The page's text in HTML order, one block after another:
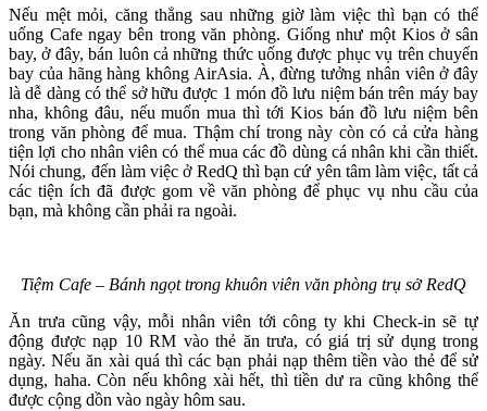
Nếu mệt mỏi, căng thẳng sau những giờ làm việc thì bạn có thể
uống Cafe ngay bên trong văn phòng. Giống như một Kios ở sân
bay, ở đây, bán luôn cả những thức uống được phục vụ trên chuyến
bay của hãng hàng không AirAsia. À, đừng tưởng nhân viên ở đây
là dễ dàng có thể sở hữu được 1 món đồ lưu niệm bán trên máy bay
nha, không đâu, nếu muốn mua thì tới Kios bán đồ lưu niệm bên
trong văn phòng để mua. Thậm chí trong này còn có cả cửa hàng
tiện lợi cho nhân viên có thể mua các đồ dùng cá nhân khi cần thiết.
Nói chung, đến làm việc ở RedQ thì bạn cứ yên tâm làm việc, tất cả
các tiện ích đã được gom về văn phòng để phục vụ nhu cầu của
bạn, mà không cần phải ra ngoài.
Tiệm Cafe – Bánh ngọt trong khuôn viên văn phòng trụ sở RedQ
Ăn trưa cũng vậy, mỗi nhân viên tới công ty khi Check-in sẽ tự
động được nạp 10 RM vào thẻ ăn trưa, có giá trị sử dụng trong
ngày. Nếu ăn xài quá thì các bạn phải nạp thêm tiền vào thẻ để sử
dụng, haha. Còn nếu không xài hết, thì tiền dư ra cũng không thể
được cộng dồn vào ngày hôm sau.